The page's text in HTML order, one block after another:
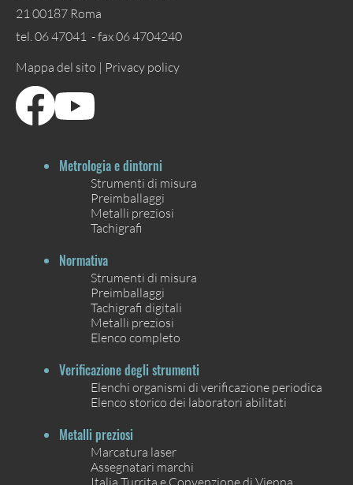
21 00187 Roma
tel. 06 47041 - fax 06 4704240
Mappa del sito | Privacy policy
Metrologia e dintorni
Strumenti di misura
Preimballaggi
Metalli preziosi
Tachigrafi
Normativa
Strumenti di misura
Preimballaggi
Tachigrafi digitali
Metalli preziosi
Elenco completo
Verificazione degli strumenti
Elenchi organismi di verificazione periodica
Elenco storico dei laboratori abilitati
Metalli preziosi
Marcatura laser
Assegnatari marchi
Italia Turrita e Convenzione di Vienna